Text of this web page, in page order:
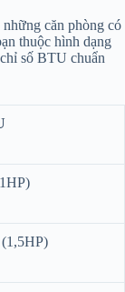
căn phòng có
thuộc hình dạng
số BTU chuẩn